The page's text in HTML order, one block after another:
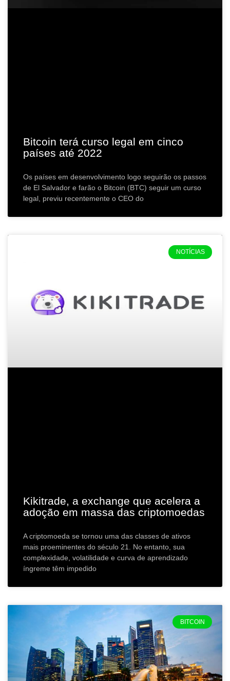
Bitcoin terá curso legal em cinco
países até 2022
Os países em desenvolvimento logo seguirão os passos
de El Salvador e farão o Bitcoin (BTC) seguir um curso
legal, previu recentemente o CEO do
NOTÍCIAS
Kikitrade, a exchange que acelera a
adoção em massa das criptomoedas
A criptomoeda se tornou uma das classes de ativos
mais proeminentes do século 21. No entanto, sua
complexidade, volatilidade e curva de aprendizado
íngreme têm impedido
BITCOIN